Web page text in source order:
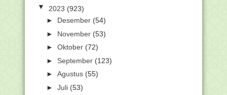
▼ 2023 (923)
► Desember (54)
► November (53)
► Oktober (72)
► September (123)
► Agustus (55)
► Juli (53)